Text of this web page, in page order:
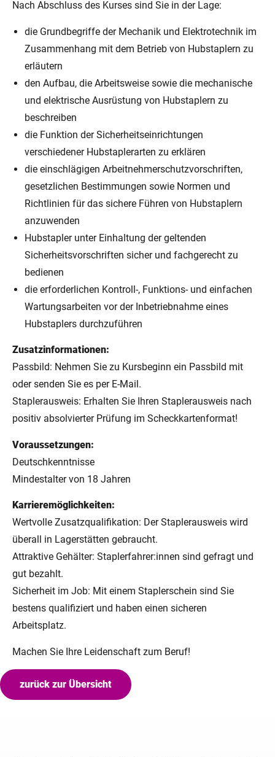
Nach Abschluss des Kurses sind Sie in der Lage:
die Grundbegriffe der Mechanik und Elektrotechnik im
Zusammenhang mit dem Betrieb von Hubstaplern zu
erläutern
den Aufbau, die Arbeitsweise sowie die mechanische
und elektrische Ausrüstung von Hubstaplern zu
beschreiben
die Funktion der Sicherheitseinrichtungen
verschiedener Hubstaplerarten zu erklären
die einschlägigen Arbeitnehmerschutzvorschriften,
gesetzlichen Bestimmungen sowie Normen und
Richtlinien für das sichere Führen von Hubstaplern
anzuwenden
Hubstapler unter Einhaltung der geltenden
Sicherheitsvorschriften sicher und fachgerecht zu
bedienen
die erforderlichen Kontroll-, Funktions- und einfachen
Wartungsarbeiten vor der Inbetriebnahme eines
Hubstaplers durchzuführen
Zusatzinformationen:
Passbild: Nehmen Sie zu Kursbeginn ein Passbild mit
oder senden Sie es per E-Mail.
Staplerausweis: Erhalten Sie Ihren Staplerausweis nach
positiv absolvierter Prüfung im Scheckkartenformat!
Voraussetzungen:
Deutschkenntnisse
Mindestalter von 18 Jahren
Karrieremöglichkeiten:
Wertvolle Zusatzqualifikation: Der Staplerausweis wird
überall in Lagerstätten gebraucht.
Attraktive Gehälter: Staplerfahrer:innen sind gefragt und
gut bezahlt.
Sicherheit im Job: Mit einem Staplerschein sind Sie
bestens qualifiziert und haben einen sicheren
Arbeitsplatz.
Machen Sie Ihre Leidenschaft zum Beruf!
zurück zur Übersicht